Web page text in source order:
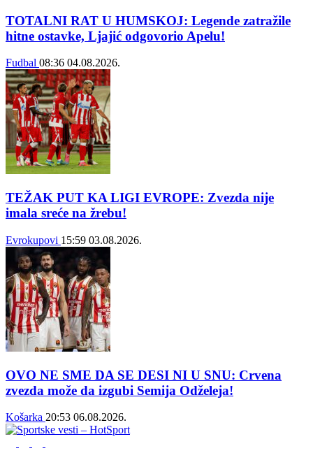
TOTALNI RAT U HUMSKOJ: Legende zatražile
hitne ostavke, Ljajić odgovorio Apelu!
Fudbal 08:36 04.08.2026.
TEŽAK PUT KA LIGI EVROPE: Zvezda nije
imala sreće na žrebu!
Evrokupovi 15:59 03.08.2026.
OVO NE SME DA SE DESI NI U SNU: Crvena
zvezda može da izgubi Semija Odželeja!
Košarka 20:53 06.08.2026.